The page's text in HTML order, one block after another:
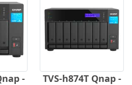
-
TVS-h874T Qnap -